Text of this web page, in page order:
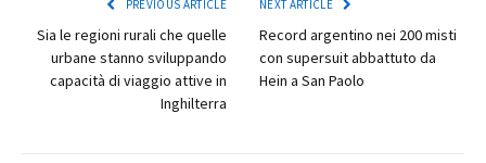
PREVIOUS ARTICLE
Sia le regioni rurali che quelle
urbane stanno sviluppando
capacità di viaggio attive in
Inghilterra
NEXT ARTICLE
Record argentino nei 200 misti
con supersuit abbattuto da
Hein a San Paolo